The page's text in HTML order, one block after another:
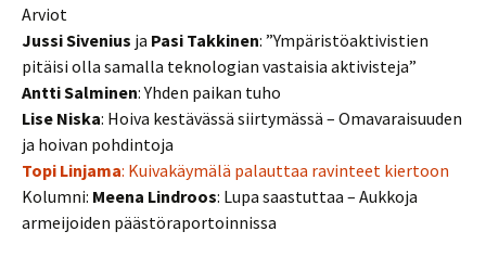
Arviot
Jussi Sivenius ja Pasi Takkinen: ”Ympäristöaktivistien
pitäisi olla samalla teknologian vastaisia aktivisteja”
Antti Salminen: Yhden paikan tuho
Lise Niska: Hoiva kestävässä siirtymässä – Omavaraisuuden
ja hoivan pohdintoja
Topi Linjama: Kuivakäymälä palauttaa ravinteet kiertoon
Kolumni: Meena Lindroos: Lupa saastuttaa – Aukkoja
armeijoiden päästöraportoinnissa